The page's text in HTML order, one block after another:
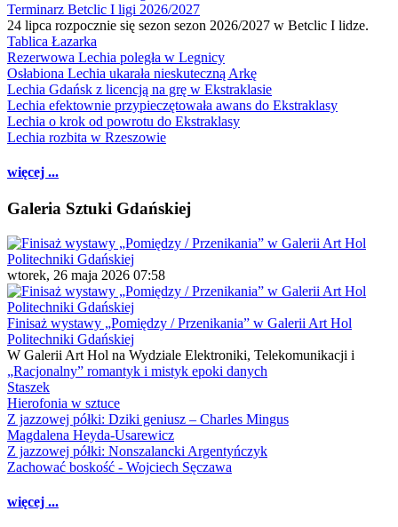
Terminarz Betclic I ligi 2026/2027
24 lipca rozpocznie się sezon sezon 2026/2027 w Betclic I lidze.
Tablica Łazarka
Rezerwowa Lechia poległa w Legnicy
Osłabiona Lechia ukarała nieskuteczną Arkę
Lechia Gdańsk z licencją na grę w Ekstraklasie
Lechia efektownie przypieczętowała awans do Ekstraklasy
Lechia o krok od powrotu do Ekstraklasy
Lechia rozbita w Rzeszowie
więcej ...
Galeria Sztuki Gdańskiej
wtorek, 26 maja 2026 07:58
Finisaż wystawy „Pomiędzy / Przenikania” w Galerii Art Hol
Politechniki Gdańskiej
W Galerii Art Hol na Wydziale Elektroniki, Telekomunikacji i
„Racjonalny” romantyk i mistyk epoki danych
Staszek
Hierofonia w sztuce
Z jazzowej półki: Dziki geniusz – Charles Mingus
Magdalena Heyda-Usarewicz
Z jazzowej półki: Nonszalancki Argentyńczyk
Zachować boskość - Wojciech Sęczawa
więcej ...